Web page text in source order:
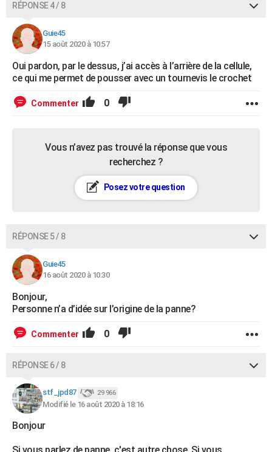
RÉPONSE 4 / 8
Guie45
15 août 2020 à 10:57
Oui pardon, par le dessus, j’ai accès à l’arrière de la cellule,
ce qui me permet de pousser avec un tournevis le crochet
Commenter 0
Vous n’avez pas trouvé la réponse que vous
recherchez ?
Posez votre question
RÉPONSE 5 / 8
Guie45
16 août 2020 à 10:30
Bonjour,
Personne n’a d’idée sur l’origine de la panne?
Commenter 0
RÉPONSE 6 / 8
stf_jpd87 29 966
Modifié le 16 août 2020 à 18:16
Bonjour